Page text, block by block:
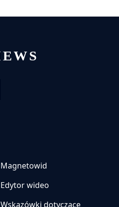
Magnetowid
Edytor wideo
Wskazówki dotyczące